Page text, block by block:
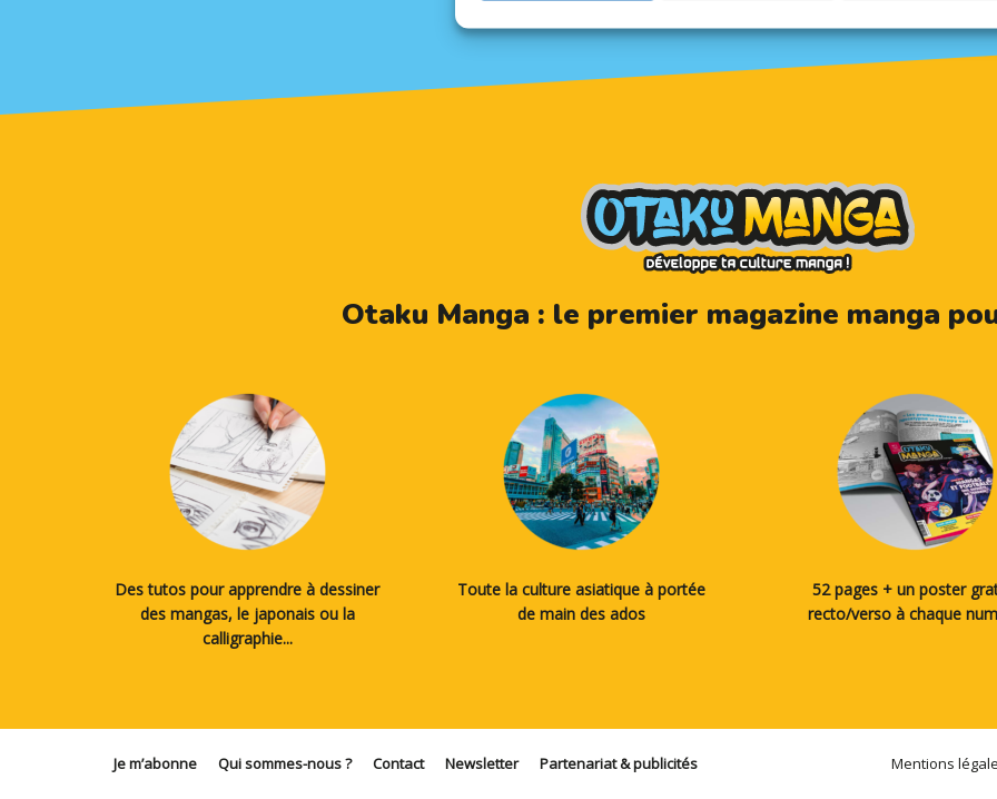
Otaku Manga : le premier magazine manga
Des tutos pour apprendre à dessiner
des mangas, le japonais ou la
calligraphie...
Toute la culture asiatique à portée
de main des ados
52 pages + un poster
recto/verso à chaque
Je m’abonne Qui sommes-nous ? Contact Newsletter Partenariat & publicités Mentions